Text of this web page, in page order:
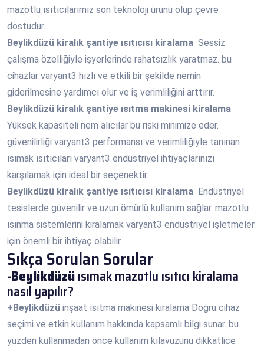
mazotlu ısıtıcılarımız son teknoloji ürünü olup çevre
dostudur.
Beylikdüzü kiralık şantiye ısıtıcısı kiralama Sessiz
çalışma özelliğiyle işyerlerinde rahatsızlık yaratmaz. bu
cihazlar varyant3 hızlı ve etkili bir şekilde nemin
giderilmesine yardımcı olur ve iş verimliliğini arttırır.
Beylikdüzü kiralık şantiye ısıtma makinesi kiralama
Yüksek kapasiteli nem alıcılar bu riski minimize eder.
güvenilirliği varyant3 performansı ve verimliliğiyle tanınan
ısımak ısıtıcıları varyant3 endüstriyel ihtiyaçlarınızı
karşılamak için ideal bir seçenektir.
Beylikdüzü kiralık şantiye ısıtıcısı kiralama Endüstriyel
tesislerde güvenilir ve uzun ömürlü kullanım sağlar. mazotlu
ısınma sistemlerini kiralamak varyant3 endüstriyel işletmeler
için önemli bir ihtiyaç olabilir.
Sıkça Sorulan Sorular
-Beylikdüzüısımak mazotlu ısıtıcı kiralama
nasıl yapılır?
+ Beylikdüzü inşaat ısıtma makinesi kiralama Doğru cihaz
seçimi ve etkin kullanım hakkında kapsamlı bilgi sunar. bu
yüzden kullanmadan önce kullanım kılavuzunu dikkatlice